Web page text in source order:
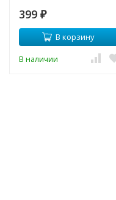
399 ₽
В корзину
В наличии